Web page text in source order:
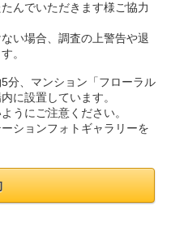
んでいただきます様ご協力
い場合、調査の上警告や退
。
分、マンション「フローラル
に設置しています。
うにご注意ください。
ションフォトギャラリーを